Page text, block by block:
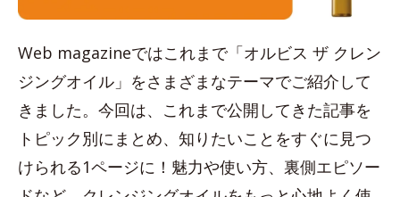
Web magazineではこれまで「オルビス ザ クレン
ジングオイル」をさまざまなテーマでご紹介して
きました。今回は、これまで公開してきた記事を
トピック別にまとめ、知りたいことをすぐに見つ
けられる1ページに！魅力や使い方、裏側エピソー